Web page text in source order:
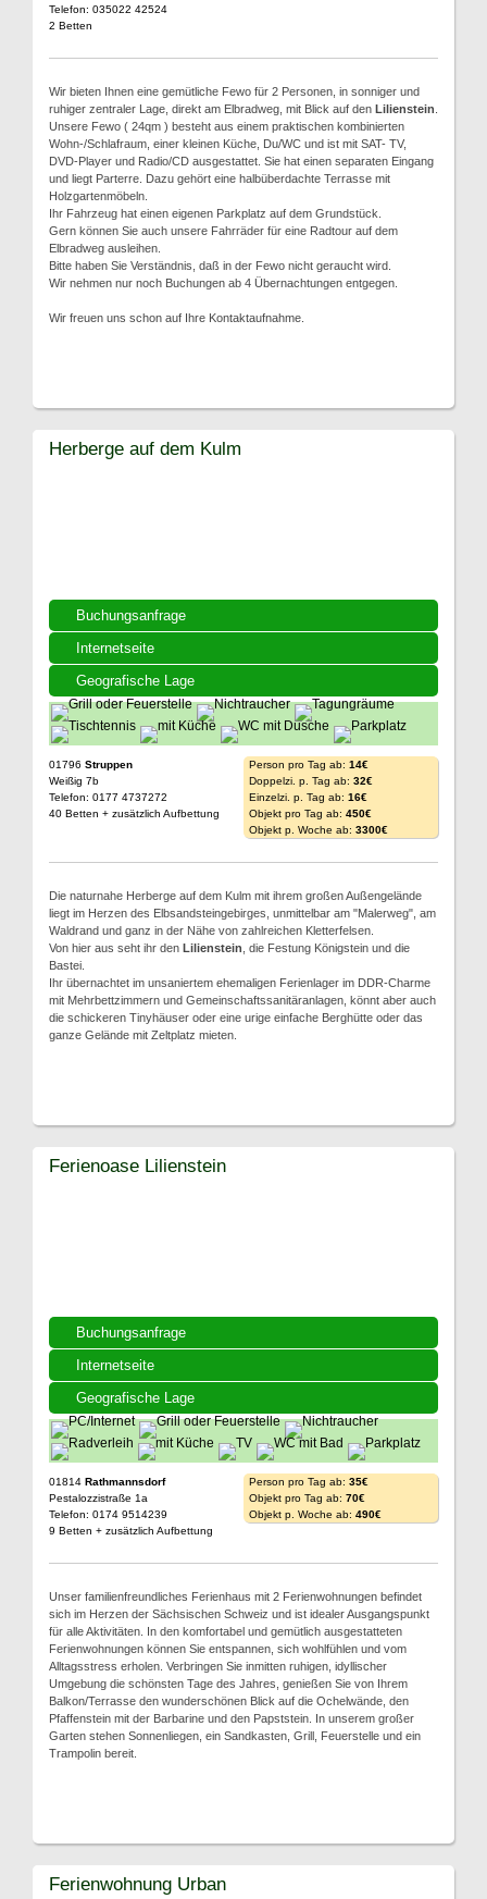
Telefon: 035022 42524
2 Betten
Wir bieten Ihnen eine gemütliche Fewo für 2 Personen, in sonniger und
ruhiger zentraler Lage, direkt am Elbradweg, mit Blick auf den Lilienstein
Unsere Fewo ( 24qm ) besteht aus einem praktischen kombinierten
Wohn-/Schlafraum, einer kleinen Küche, Du/WC und ist mit SAT- TV,
DVD-Player und Radio/CD ausgestattet. Sie hat einen separaten Eingang
und liegt Parterre. Dazu gehört eine halbüberdachte Terrasse mit
Holzgartenmöbeln.
Ihr Fahrzeug hat einen eigenen Parkplatz auf dem Grundstück.
Gern können Sie auch unsere Fahrräder für eine Radtour auf dem
Elbradweg ausleihen.
Bitte haben Sie Verständnis, daß in der Fewo nicht geraucht wird.
Wir nehmen nur noch Buchungen ab 4 Übernachtungen entgegen.
Wir freuen uns schon auf Ihre Kontaktaufnahme.
Buchungsanfrage
Internetseite
Geografische Lage
Herberge auf dem Kulm
01796 Struppen
Weißig 7b
Telefon: 0177 4737272
40 Betten + zusätzlich Aufbettung
Person pro Tag ab: 14€
Doppelzi. p. Tag ab: 32€
Einzelzi. p. Tag ab: 16€
Objekt pro Tag ab: 450€
Objekt p. Woche ab: 3300€
Die naturnahe Herberge auf dem Kulm mit ihrem großen Außengelände
liegt im Herzen des Elbsandsteingebirges, unmittelbar am "Malerweg", am
Waldrand und ganz in der Nähe von zahlreichen Kletterfelsen.
Von hier aus seht ihr den Lilienstein , die Festung Königstein und die
Bastei.
Ihr übernachtet im unsaniertem ehemaligen Ferienlager im DDR-Charme
mit Mehrbettzimmern und Gemeinschaftssanitäranlagen, könnt aber auch
die schickeren Tinyhäuser oder eine urige einfache Berghütte oder das
ganze Gelände mit Zeltplatz mieten.
Buchungsanfrage
Internetseite
Geografische Lage
Ferienoase Lilienstein
01814 Rathmannsdorf
Pestalozzistraße 1a
Telefon: 0174 9514239
9 Betten + zusätzlich Aufbettung
Person pro Tag ab: 35€
Objekt pro Tag ab: 70€
Objekt p. Woche ab: 490€
Unser familienfreundliches Ferienhaus mit 2 Ferienwohnungen befindet
sich im Herzen der Sächsischen Schweiz und ist idealer Ausgangspunkt
für alle Aktivitäten. In den komfortabel und gemütlich ausgestatteten
Ferienwohnungen können Sie entspannen, sich wohlfühlen und vom
Alltagsstress erholen. Verbringen Sie inmitten ruhigen, idyllischer
Umgebung die schönsten Tage des Jahres, genießen Sie von Ihrem
Balkon/Terrasse den wunderschönen Blick auf die Ochelwände, den
Pfaffenstein mit der Barbarine und den Papststein. In unserem großer
Garten stehen Sonnenliegen, ein Sandkasten, Grill, Feuerstelle und ein
Trampolin bereit.
Ferienwohnung Urban